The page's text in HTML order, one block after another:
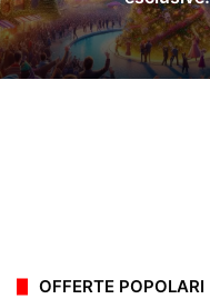
OFFERTE POPOLARI